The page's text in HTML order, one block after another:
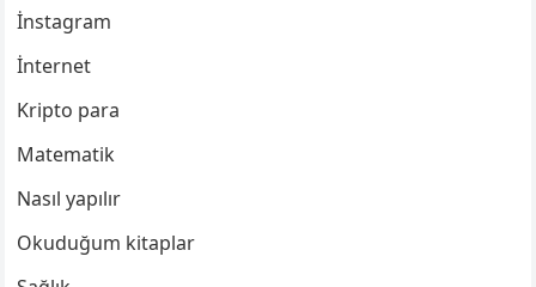
İnstagram
İnternet
Kripto para
Matematik
Nasıl yapılır
Okuduğum kitaplar